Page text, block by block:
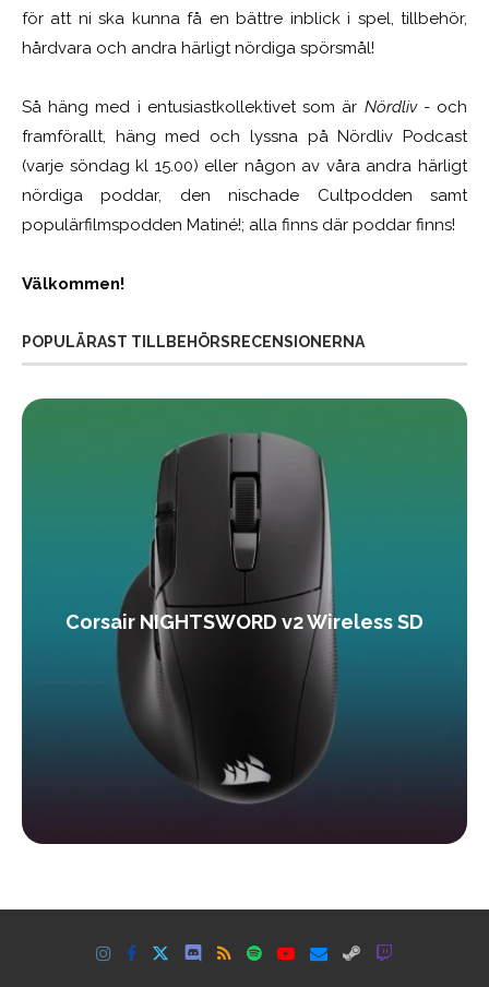
för att ni ska kunna få en bättre inblick i spel, tillbehör,
hårdvara och andra härligt nördiga spörsmål!
Så häng med i entusiastkollektivet som är Nördliv- och
framförallt, häng med och lyssna på Nördliv Podcast
(varje söndag kl 15.00) eller någon av våra andra härligt
nördiga poddar, den nischade Cultpodden samt
populärfilmspodden Matiné!; alla finns där poddar finns!
Välkommen!
POPULÄRAST TILLBEHÖRSRECENSIONERNA
Corsair NIGHTSWORD v2 Wireless SD